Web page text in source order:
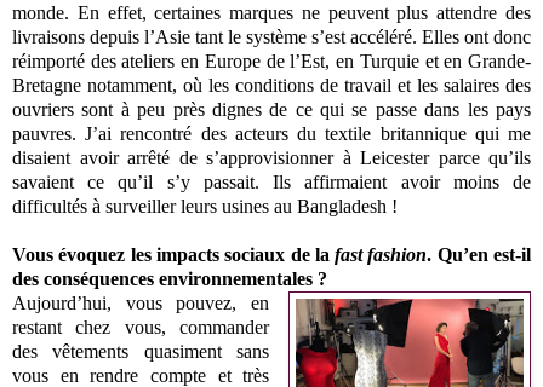
monde. En effet, certaines marques ne peuvent plus attendre des
livraisons depuis l’Asie tant le système s’est accéléré. Elles ont donc
réimporté des ateliers en Europe de l’Est, en Turquie et en Grande-
Bretagne notamment, où les conditions de travail et les salaires des
ouvriers sont à peu près dignes de ce qui se passe dans les pays
pauvres. J’ai rencontré des acteurs du textile britannique qui me
disaient avoir arrêté de s’approvisionner à Leicester parce qu’ils
savaient ce qu’il s’y passait. Ils affirmaient avoir moins de
difficultés à surveiller leurs usines au Bangladesh !
Vous évoquez les impacts sociaux de lafast fashion. Qu’en est-il
des conséquences environnementales ?
Aujourd’hui, vous pouvez, en
restant chez vous, commander
des vêtements quasiment sans
vous en rendre compte et très